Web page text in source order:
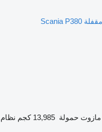
شاحنة مقفلة Scania P380
مازوت حمولة 13,985 كجم
نظام